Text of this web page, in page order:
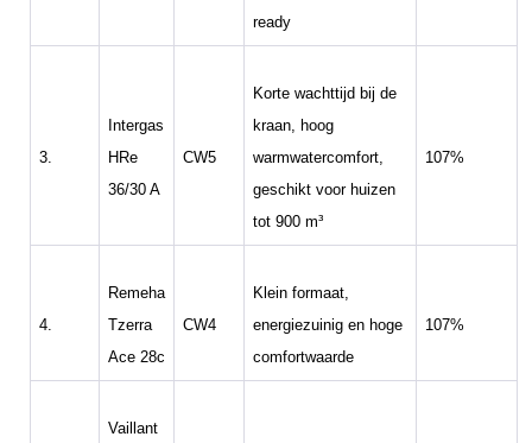
ready
3.
Intergas
HRe
36/30 A
CW5
Korte wachttijd bij de
kraan, hoog
warmwatercomfort,
geschikt voor huizen
tot 900 m³
107%
4.
Remeha
Tzerra
Ace 28c
CW4
Klein formaat,
energiezuinig en hoge
comfortwaarde
107%
Vaillant